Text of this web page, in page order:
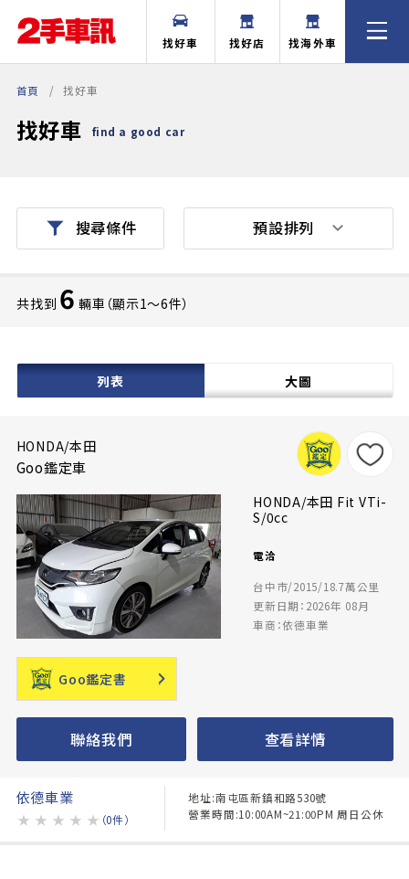
找好車 找好店 找海外車
首頁 找好車
找好車 find a good car
搜尋條件
共找到 6 輛車（顯示1〜6件）
列表 大圖
預設排列
HONDA/本田
Goo鑑定車
HONDA/本田 Fit VTi-
S/0cc
電洽
台中市/2015/18.7萬公里
更新日期：2026年 08月
車商：依德車業
Goo鑑定書
聯絡我們 查看詳情
依德車業
★ ★ ★ ★ ★ （0件）
地址:南屯區新鎮和路530號
營業時間:10:00AM~21:00PM 周日公休